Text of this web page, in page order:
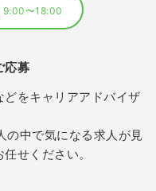
9:00〜18:00
応募
をキャリアアドバイザ
の中で気になる求人が見
せください。